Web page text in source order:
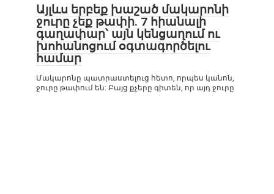
Այլևս երբեք խաշած մակարոնի
ջուրը չեք թափի. 7 հիանալի
գաղափար՝ այն կենցաղում ու
խոհանոցում օգտագործելու
համար
Մակարոնը պատրաստելուց հետո, որպես կանոն,
ջուրը թափում են: Բայց քչերը գիտեն, որ այդ ջուրը